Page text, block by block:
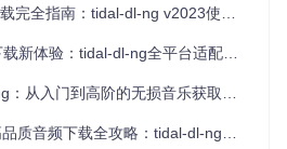
"tidal-dl-ng[gui]"
入相应命令即可启动工具。
全指南：tidal-dl-ng v2023使用教程
：tidal-dl-ng全平台适配测评（2024实测版）
到高阶的无损音乐获取与多平台适配全攻略
音频下载全攻略：tidal-dl-ng进阶指南